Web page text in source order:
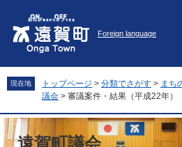
先
頭
。
を
飛
て
本
Foreign language
現在地 トップページ > 分類でさがす > まち
議会 > 審議案件・結果（平成22年）
遠賀町議会